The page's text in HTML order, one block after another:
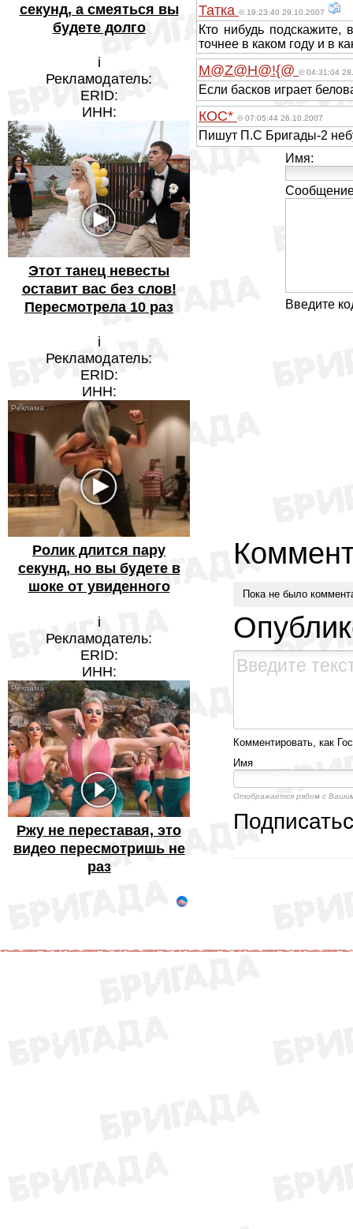
секунд, а смеяться вы
будете долго
i
Рекламодатель:
ERID:
ИНН:
Этот танец невесты
оставит вас без слов!
Пересмотрела 10 раз
i
Рекламодатель:
ERID:
ИНН:
Ролик длится пару
секунд, но вы будете в
шоке от увиденного
i
Рекламодатель:
ERID:
ИНН:
Ржу не переставая, это
видео пересмотришь не
раз
Татка © 19:23:40 29.10.2007
Кто нибудь
точнее в каком году и в
M@Z@H@!{@ © 04:31:04
Если басков играет
КОС* © 07:05:44 26.10.2007
Пишут П.С Бригады-2
Имя:
Введите
Пока не было
Комментировать, как
Имя
Отображается рядом с